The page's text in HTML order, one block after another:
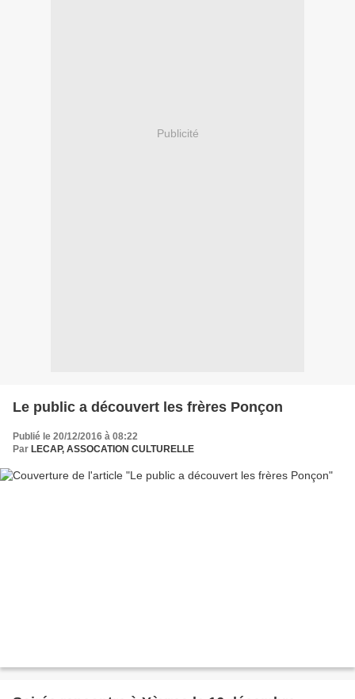
Publicité
Le public a découvert les frères Ponçon
Publié le 20/12/2016 à 08:22
Par LECAP, ASSOCATION CULTURELLE